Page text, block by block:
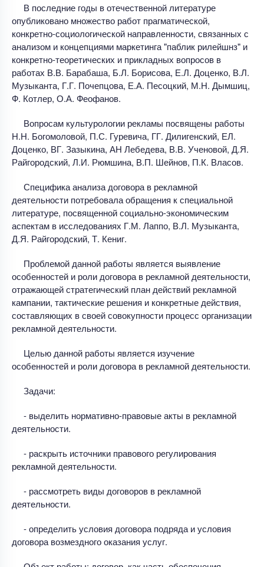
В последние годы в отечественной литературе
опубликовано множество работ прагматической,
конкретно-социологической направленности, связанных с
анализом и концепциями маркетинга "паблик рилейшнз" и
конкретно-теоретических и прикладных вопросов в
работах В.В. Барабаша, Б.Л. Борисова, Е.Л. Доценко, В.Л.
Музыканта, Г.Г. Почепцова, Е.А. Песоцкий, М.Н. Дымшиц,
Ф. Котлер, О.А. Феофанов.
Вопросам культурологии рекламы посвящены работы
Н.Н. Богомоловой, П.С. Гуревича, ГГ. Дилигенский, ЕЛ.
Доценко, ВГ. Зазыкина, АН Лебедева, В.В. Ученовой, Д.Я.
Райгородский, Л.И. Рюмшина, В.П. Шейнов, П.К. Власов.
Специфика анализа договора в рекламной
деятельности потребовала обращения к специальной
литературе, посвященной социально-экономическим
аспектам в исследованиях Г.М. Лаппо, В.Л. Музыканта,
Д.Я. Райгородский, Т. Кениг.
Проблемой данной работы является выявление
особенностей и роли договора в рекламной деятельности,
отражающей стратегический план действий рекламной
кампании, тактические решения и конкретные действия,
составляющих в своей совокупности процесс организации
рекламной деятельности.
Целью данной работы является изучение
особенностей и роли договора в рекламной деятельности.
Задачи:
- выделить нормативно-правовые акты в рекламной
деятельности.
- раскрыть источники правового регулирования
рекламной деятельности.
- рассмотреть виды договоров в рекламной
деятельности.
- определить условия договора подряда и условия
договора возмездного оказания услуг.